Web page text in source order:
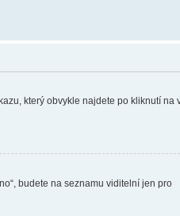
který obvykle najdete po kliknutí na
budete na seznamu viditelní jen pro